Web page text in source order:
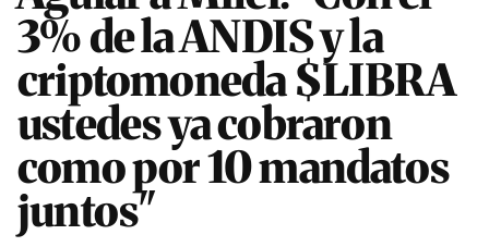
3% de la ANDIS y la
criptomoneda $LIBRA
ustedes ya cobraron
como por 10 mandatos
juntos"